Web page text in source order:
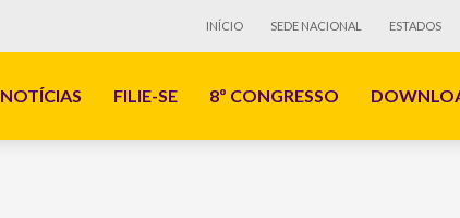
INÍCIO SEDE NACIONAL ESTADOS
NOTÍCIAS FILIE-SE 8º CONGRESSO